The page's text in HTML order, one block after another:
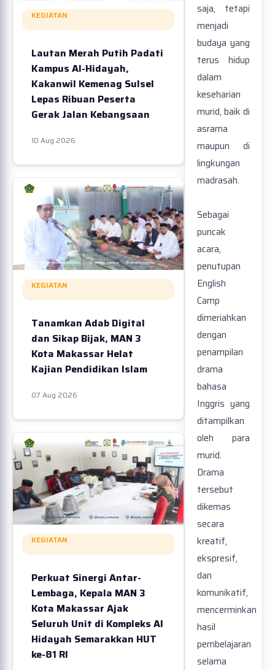
saja, tetapi
menjadi
budaya yang
terus hidup
dalam
keseharian
murid, baik di
asrama
maupun di
lingkungan
madrasah.
Sebagai
puncak
acara,
penutupan
English
Camp
dimeriahkan
dengan
penampilan
drama
bahasa
Inggris yang
ditampilkan
oleh para
murid.
Drama
tersebut
dikemas
secara
kreatif,
ekspresif,
dan
komunikatif,
mencerminkan
hasil
pembelajaran
selama
KEGIATAN
Lautan Merah Putih Padati
Kampus Al-Hidayah,
Kakanwil Kemenag Sulsel
Lepas Ribuan Peserta
Gerak Jalan Kebangsaan
10 Aug 2026
KEGIATAN
Tanamkan Adab Digital
dan Sikap Bijak, MAN 3
Kota Makassar Helat
Kajian Pendidikan Islam
07 Aug 2026
KEGIATAN
Perkuat Sinergi Antar-
Lembaga, Kepala MAN 3
Kota Makassar Ajak
Seluruh Unit di Kompleks Al
Hidayah Semarakkan HUT
ke-81 RI